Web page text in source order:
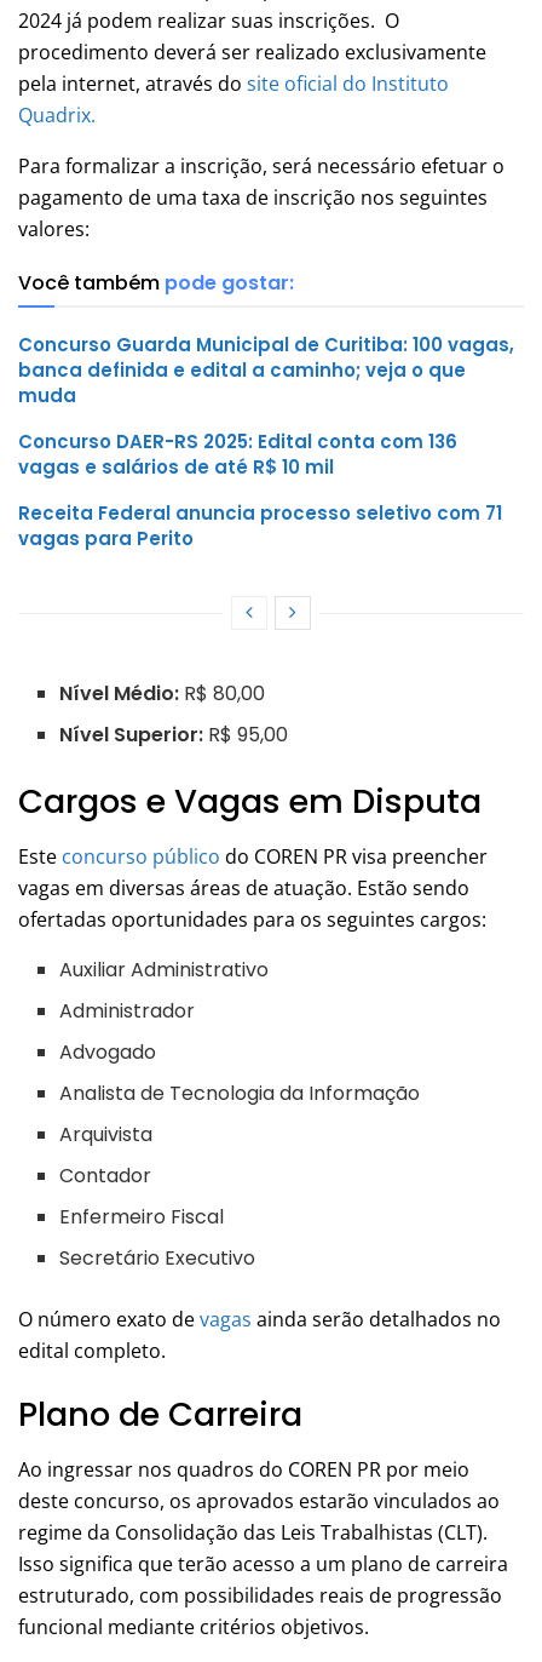
2024 já podem realizar suas inscrições. O
procedimento deverá ser realizado exclusivamente
pela internet, através do site oficial do Instituto
Quadrix.
Para formalizar a inscrição, será necessário efetuar o
pagamento de uma taxa de inscrição nos seguintes
valores:
Você também pode gostar:
Concurso Guarda Municipal de Curitiba: 100 vagas,
banca definida e edital a caminho; veja o que
muda
Concurso DAER-RS 2025: Edital conta com 136
vagas e salários de até R$ 10 mil
Receita Federal anuncia processo seletivo com 71
vagas para Perito
Nível Médio: R$ 80,00
Nível Superior: R$ 95,00
Cargos e Vagas em Disputa
Este concurso público do COREN PR visa preencher
vagas em diversas áreas de atuação. Estão sendo
ofertadas oportunidades para os seguintes cargos:
Auxiliar Administrativo
Administrador
Advogado
Analista de Tecnologia da Informação
Arquivista
Contador
Enfermeiro Fiscal
Secretário Executivo
O número exato devagas ainda serão detalhados no
edital completo.
Plano de Carreira
Ao ingressar nos quadros do COREN PR por meio
deste concurso, os aprovados estarão vinculados ao
regime da Consolidação das Leis Trabalhistas (CLT).
Isso significa que terão acesso a um plano de carreira
estruturado, com possibilidades reais de progressão
funcional mediante critérios objetivos.